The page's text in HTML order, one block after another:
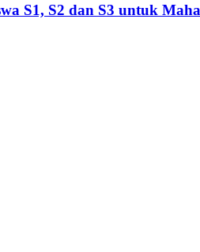
S1, S2 dan S3 untuk